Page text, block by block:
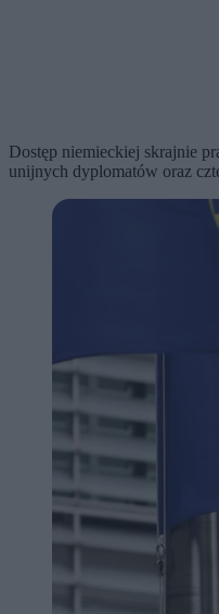
Dostęp niemieckiej skrajnie
unijnych dyplomatów oraz